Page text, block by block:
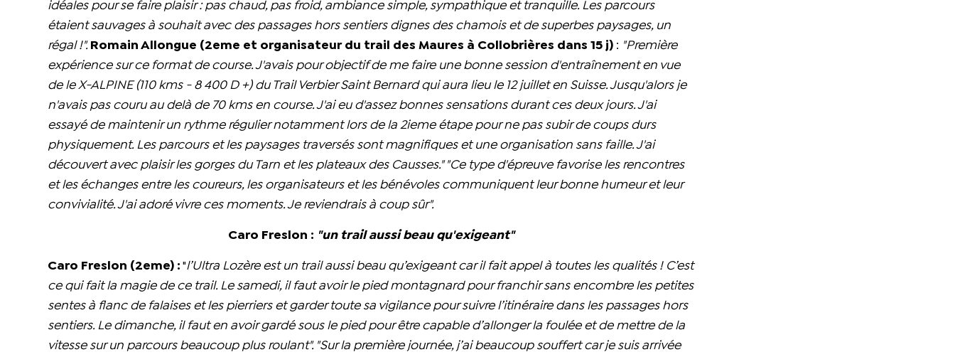
idéales pour se faire plaisir : pas chaud, pas froid, ambiance simple, sympathique et tranquille. Les parcours
étaient sauvages à souhait avec des passages hors sentiers dignes des chamois et de superbes paysages, un
régal !". Romain Allongue (2eme et organisateur du trail des Maures à Collobrières dans 15 j) : "Première
expérience sur ce format de course. J'avais pour objectif de me faire une bonne session d'entraînement en vue
de le X-ALPINE (110 kms - 8 400 D +) du Trail Verbier Saint Bernard qui aura lieu le 12 juillet en Suisse. Jusqu'alors je
n'avais pas couru au delà de 70 kms en course. J'ai eu d'assez bonnes sensations durant ces deux jours. J'ai
essayé de maintenir un rythme régulier notamment lors de la 2ieme étape pour ne pas subir de coups durs
physiquement. Les parcours et les paysages traversés sont magnifiques et une organisation sans faille. J'ai
découvert avec plaisir les gorges du Tarn et les plateaux des Causses." "Ce type d'épreuve favorise les rencontres
et les échanges entre les coureurs, les organisateurs et les bénévoles communiquent leur bonne humeur et leur
convivialité. J'ai adoré vivre ces moments. Je reviendrais à coup sûr".
Caro Freslon : "un trail aussi beau qu'exigeant"
Caro Freslon (2eme) : "l’Ultra Lozère est un trail aussi beau qu’exigeant car il fait appel à toutes les qualités ! C’est
ce qui fait la magie de ce trail. Le samedi, il faut avoir le pied montagnard pour franchir sans encombre les petites
sentes à flanc de falaises et les pierriers et garder toute sa vigilance pour suivre l’itinéraire dans les passages hors
sentiers. Le dimanche, il faut en avoir gardé sous le pied pour être capable d’allonger la foulée et de mettre de la
vitesse sur un parcours beaucoup plus roulant". "Sur la première journée, j’ai beaucoup souffert car je suis arrivée